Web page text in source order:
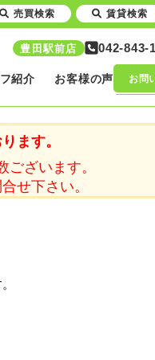
豊田駅前店 042-843-
紹介 お客様の声 お問
ます。
ざいます。
せ下さい。
売買検索 賃貸検索